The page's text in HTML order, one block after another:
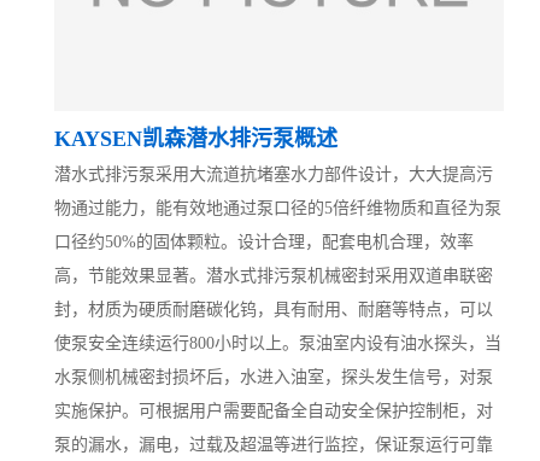
KAYSEN凯森潜水排污泵概述
潜水式排污泵采用大流道抗堵塞水力部件设计，大大提高污
物通过能力，能有效地通过泵口径的5倍纤维物质和直径为泵
口径约50%的固体颗粒。设计合理，配套电机合理，效率
高，节能效果显著。潜水式排污泵机械密封采用双道串联密
封，材质为硬质耐磨碳化钨，具有耐用、耐磨等特点，可以
使泵安全连续运行800小时以上。泵油室内设有油水探头，当
水泵侧机械密封损坏后，水进入油室，探头发生信号，对泵
实施保护。可根据用户需要配备全自动安全保护控制柜，对
泵的漏水，漏电，过载及超温等进行监控，保证泵运行可靠